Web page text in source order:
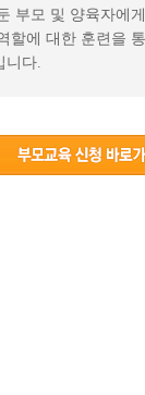
부모 및 양육자에
할에 대한 훈련을
니다.